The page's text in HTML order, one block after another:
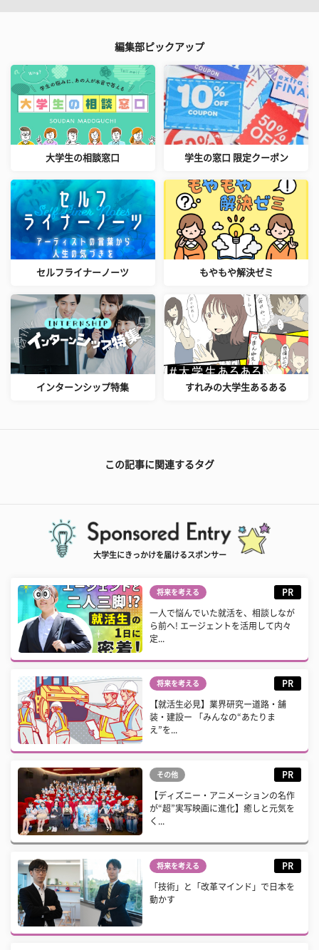
編集部ピックアップ
大学生の相談窓口 学生の窓口 限定クーポン
セルフライナーノーツ もやもや解決ゼミ
インターンシップ特集 すれみの大学生あるある
この記事に関連するタグ
大学生にきっかけを届けるスポンサー
将来を考える PR
一人で悩んでいた就活を、相談しなが
ら前へ! エージェントを活用して内々
定...
将来を考える PR
【就活生必見】業界研究ー道路・舗
装・建設ー 「みんなの“あたりま
え”を...
その他 PR
【ディズニー・アニメーションの名作
が“超”実写映画に進化】癒しと元気を
く...
将来を考える PR
「技術」と「改革マインド」で日本を
動かす